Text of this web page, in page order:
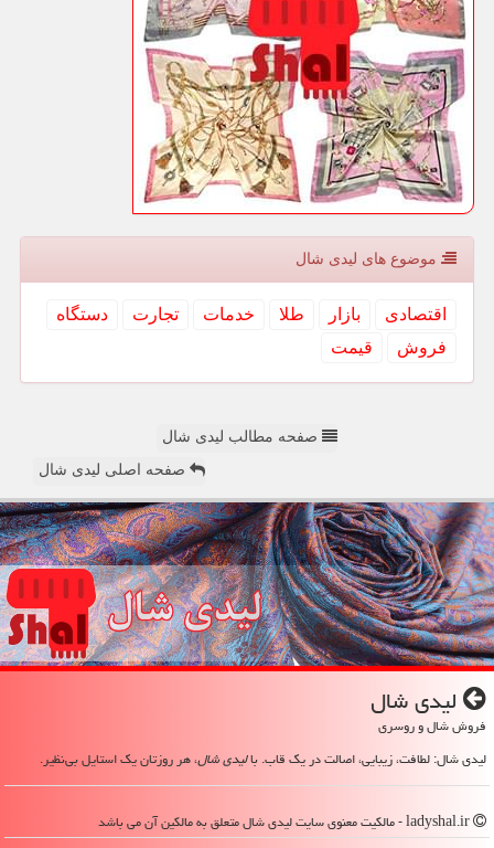
موضوع های لیدی شال
اقتصادی بازار طلا خدمات تجارت
دستگاه
فروش
قیمت
صفحه مطالب لیدی شال
صفحه اصلی لیدی شال
لیدی شال
فروش شال و روسری
لیدی شال: لطافت، زیبایی، اصالت در یک قاب. بالیدی شال، هر روزتان یک استایل بی‌نظیر.